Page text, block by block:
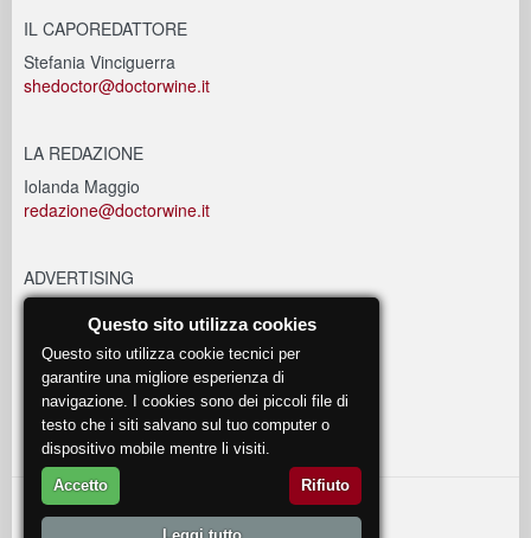
IL CAPOREDATTORE
Stefania Vinciguerra
shedoctor@doctorwine.it
LA REDAZIONE
Iolanda Maggio
redazione@doctorwine.it
ADVERTISING
EVENTI
eventi@doctorwine.it
© 2018DoctorWine.
Questo sito utilizza cookies
Questo sito utilizza cookie tecnici per
garantire una migliore esperienza di
navigazione. I cookies sono dei piccoli file di
testo che i siti salvano sul tuo computer o
dispositivo mobile mentre li visiti.
Accetto Rifiuto